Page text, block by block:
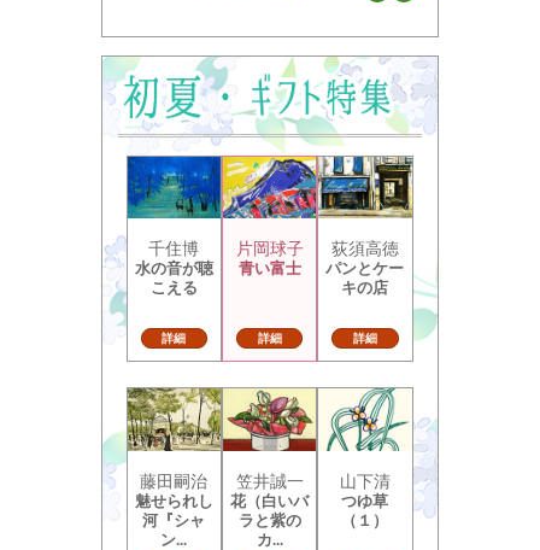
千住博
水の音が聴
こえる
詳細
片岡球子
青い富士
詳細
荻須高徳
パンとケー
キの店
詳細
藤田嗣治
魅せられし
河『シャ
ン...
笠井誠一
花（白いバ
ラと紫の
カ...
山下清
つゆ草
（１）